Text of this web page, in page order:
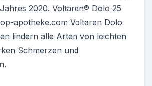
2020. Voltaren® Dolo 25
apotheke.com Voltaren Dolo
lindern alle Arten von leichten
Schmerzen und